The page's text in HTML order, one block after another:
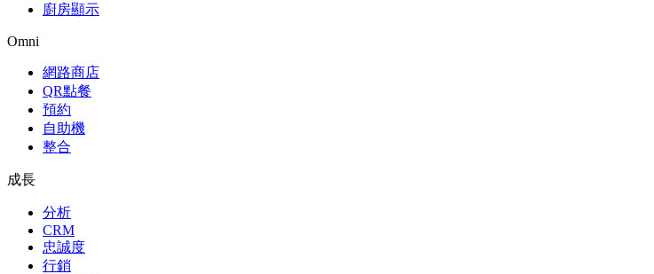
廚房顯示
Omni
網路商店
QR點餐
預約
自助機
整合
成長
分析
CRM
忠誠度
行銷